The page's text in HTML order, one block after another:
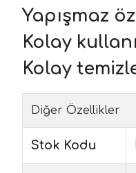
Yapışmaz
Kolay
Kolay
Diğer Özellikler
Stok Kodu